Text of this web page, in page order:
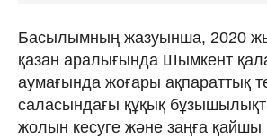
Басылымның жазуынша, 2020
қазан аралығында Шымкент
аумағында жоғары ақпараттық
саласындағы құқық
жолын кесуге және заңға қайшы